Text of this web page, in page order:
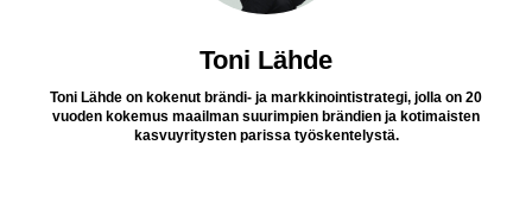
Toni Lähde
Toni Lähde on kokenut brändi- ja markkinointistrategi, jolla on 20
vuoden kokemus maailman suurimpien brändien ja kotimaisten
kasvuyritysten parissa työskentelystä.